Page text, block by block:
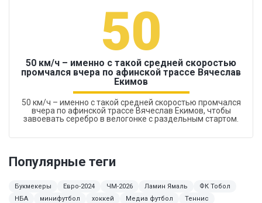
50
50 км/ч – именно с такой средней скоростью
промчался вчера по афинской трассе Вячеслав
Екимов
50 км/ч – именно с такой средней скоростью промчался
вчера по афинской трассе Вячеслав Екимов, чтобы
завоевать серебро в велогонке с раздельным стартом.
Популярные теги
Букмекеры Евро-2024 ЧМ-2026 Ламин Ямаль
ФК Тобол
НБА
минифутбол хоккей Медиа футбол
Теннис